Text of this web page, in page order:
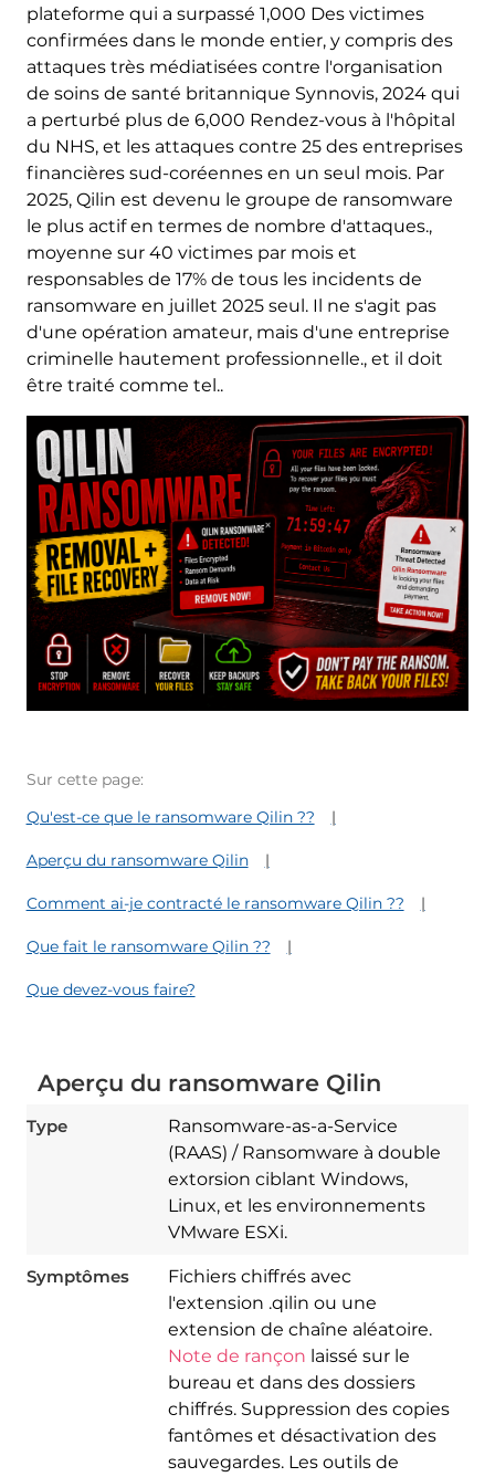
plateforme qui a surpassé 1,000 Des victimes
confirmées dans le monde entier, y compris des
attaques très médiatisées contre l'organisation
de soins de santé britannique Synnovis, 2024 qui
a perturbé plus de 6,000 Rendez-vous à l'hôpital
du NHS, et les attaques contre 25 des entreprises
financières sud-coréennes en un seul mois. Par
2025, Qilin est devenu le groupe de ransomware
le plus actif en termes de nombre d'attaques.,
moyenne sur 40 victimes par mois et
responsables de 17% de tous les incidents de
ransomware en juillet 2025 seul. Il ne s'agit pas
d'une opération amateur, mais d'une entreprise
criminelle hautement professionnelle., et il doit
être traité comme tel..
Sur cette page:
Qu'est-ce que le ransomware Qilin ??
Aperçu du ransomware Qilin
Comment ai-je contracté le ransomware Qilin ??
Que fait le ransomware Qilin ??
Que devez-vous faire?
Aperçu du ransomware Qilin
Type
Ransomware-as-a-Service
(RAAS) / Ransomware à double
extorsion ciblant Windows,
Linux, et les environnements
VMware ESXi.
Symptômes
Fichiers chiffrés avec
l'extension .qilin ou une
extension de chaîne aléatoire.
Note de rançon laissé sur le
bureau et dans des dossiers
chiffrés. Suppression des copies
fantômes et désactivation des
sauvegardes. Les outils de